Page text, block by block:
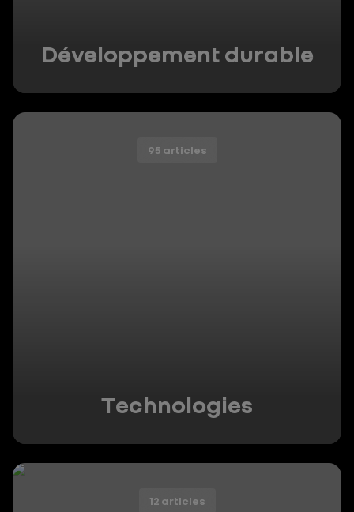
Développement durable
Technologies
95 articles
12 articles